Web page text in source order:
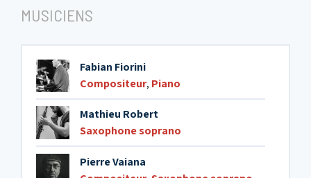
MUSICIENS
Fabian Fiorini
Compositeur, Piano
Mathieu Robert
Saxophone soprano
Pierre Vaiana